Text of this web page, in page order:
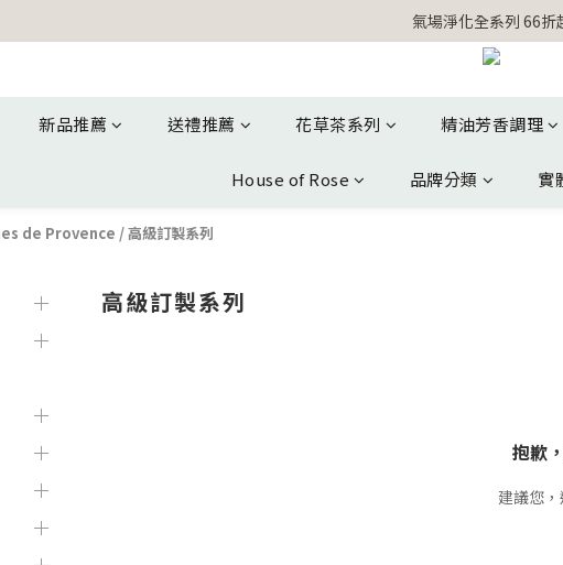
【官網獨家】首次消費 不限金額 即送
氣場淨化全系列 66折
【官網獨家】首次消費 不限金額 即送
新品推薦 送禮推薦 花草茶系列 精油芳香調理
House of Rose 品牌分類 實
de Provence /高級訂製系列
高級訂製系列
抱歉
建議您